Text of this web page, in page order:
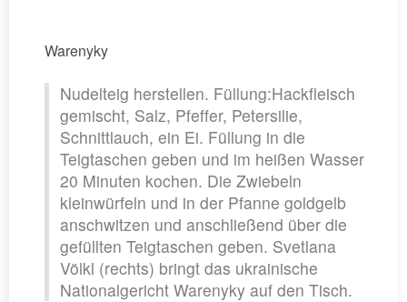
Warenyky
Nudelteig herstellen. Füllung:Hackfleisch
gemischt, Salz, Pfeffer, Petersilie,
Schnittlauch, ein Ei. Füllung in die
Teigtaschen geben und im heißen Wasser
20 Minuten kochen. Die Zwiebeln
kleinwürfeln und in der Pfanne goldgelb
anschwitzen und anschließend über die
gefüllten Teigtaschen geben. Svetlana
Völkl (rechts) bringt das ukrainische
Nationalgericht Warenyky auf den Tisch.